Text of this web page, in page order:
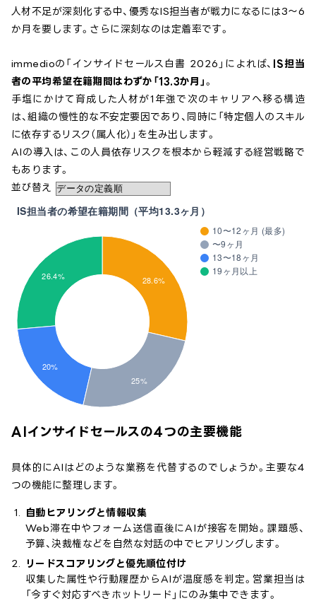
人材不足が深刻化する中、優秀なIS担当者が戦力になるには3〜6
か月を要します。さらに深刻なのは定着率です。
immedioの「インサイドセールス白書 2026」によれば、
IS担当
者の平均希望在籍期間はわずか「13.3か月」。
手塩にかけて育成した人材が1年強で次のキャリアへ移る構造
は、組織の慢性的な不安定要因であり、同時に「特定個人のスキル
に依存するリスク（属人化）」を生み出します。
AIの導入は、この人員依存リスクを根本から軽減する経営戦略で
もあります。
並び替え
IS担当者の希望在籍期間（平均13.3ヶ月）
10〜12ヶ月 (最多)
〜9ヶ月
13〜18ヶ月
19ヶ月以上
28.6%
26.4%
20%
25%
AIインサイドセールスの4つの主要機能
具体的にAIはどのような業務を代替するのでしょうか。主要な4
つの機能に整理します。
自動ヒアリングと情報収集
Web滞在中やフォーム送信直後にAIが接客を開始。課題感、
予算、決裁権などを自然な対話の中でヒアリングします。
リードスコアリングと優先順位付け
収集した属性や行動履歴からAIが温度感を判定。営業担当は
「今すぐ対応すべきホットリード」にのみ集中できます。